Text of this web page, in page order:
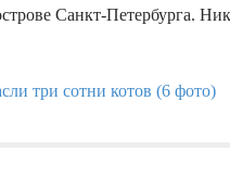
Санкт-Петербурга.